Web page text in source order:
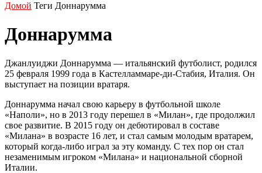
Домой Теги Доннарумма
Доннарумма
Джанлуиджи Доннарумма — итальянский футболист, родился
25 февраля 1999 года в Кастелламмаре-ди-Стабия, Италия. Он
выступает на позиции вратаря.
Доннарумма начал свою карьеру в футбольной школе
«Наполи», но в 2013 году перешел в «Милан», где продолжил
свое развитие. В 2015 году он дебютировал в составе
«Милана» в возрасте 16 лет, и стал самым молодым вратарем,
который когда-либо играл за эту команду. С тех пор он стал
незаменимым игроком «Милана» и национальной сборной
Италии.